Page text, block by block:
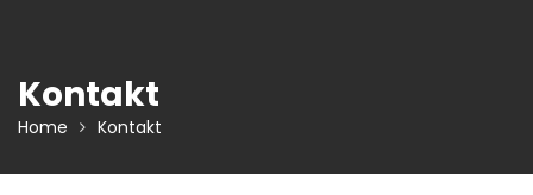
Kontakt
Home Kontakt